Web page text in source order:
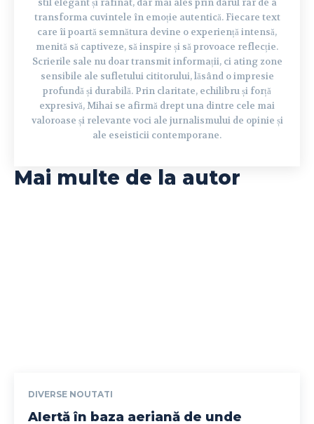
stil elegant și rafinat, dar mai ales prin darul rar de a
transforma cuvintele în emoție autentică. Fiecare text
care îi poartă semnătura devine o experiență intensă,
menită să captiveze, să inspire și să provoace reflecție.
Scrierile sale nu doar transmit informații, ci ating zone
sensibile ale sufletului cititorului, lăsând o impresie
profundă și durabilă. Prin claritate, echilibru și forță
expresivă, Mihai se afirmă drept una dintre cele mai
valoroase și relevante voci ale jurnalismului de opinie și
ale eseisticii contemporane.
Mai multe de la autor
DIVERSE NOUTATI
Alertă în baza aeriană de unde